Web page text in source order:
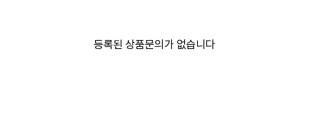
등록된 상품문의가 없습니다